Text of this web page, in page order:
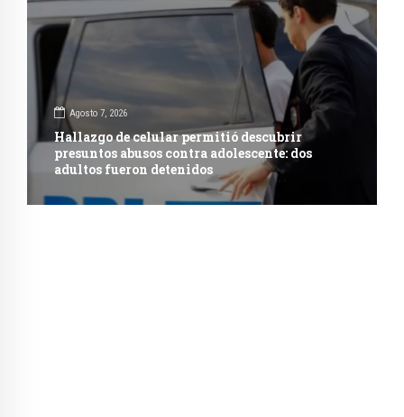
Agosto 7, 2026
Hallazgo de celular permitió descubrir
presuntos abusos contra adolescente: dos
adultos fueron detenidos